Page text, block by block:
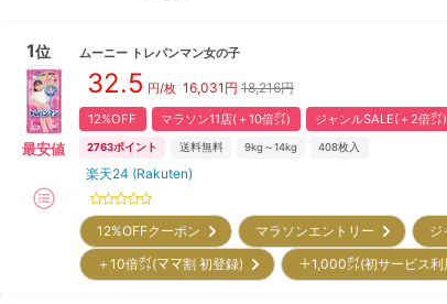
1位
最安値
ムーニー トレパンマン女の子
32.5 円/枚 16,031 円 18,216円
12%OFF マラソン11店(＋10倍㌽) ジャンルSALE(＋2倍㌽)
2763ポイント 送料無料 9kg～14kg 408枚入
楽天24 (Rakuten)
12%OFFクーポン マラソンエントリー ジ
＋10倍㌽(ママ割 初登録)
＋1,000㌽(初サービス